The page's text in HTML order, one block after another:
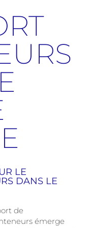
LE
DANS LE
de
émerge